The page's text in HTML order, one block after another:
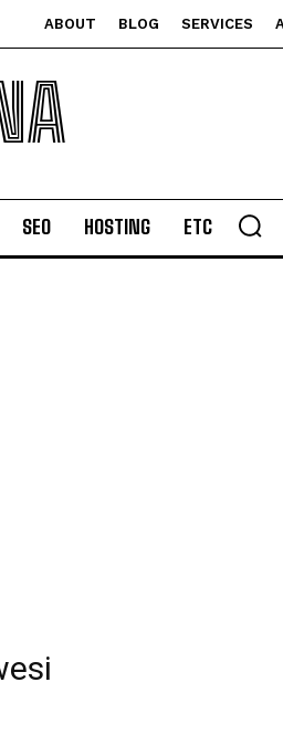
ABOUT BLOG SERVICES
SEO HOSTING ETC